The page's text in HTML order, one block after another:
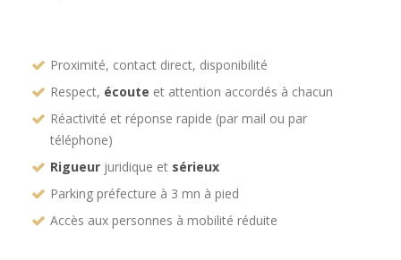
Proximité, contact direct, disponibilité
Respect, écoute et attention accordés à chacun
Réactivité et réponse rapide (par mail ou par
téléphone)
Rigueur juridique et sérieux
Parking préfecture à 3 mn à pied
Accès aux personnes à mobilité réduite